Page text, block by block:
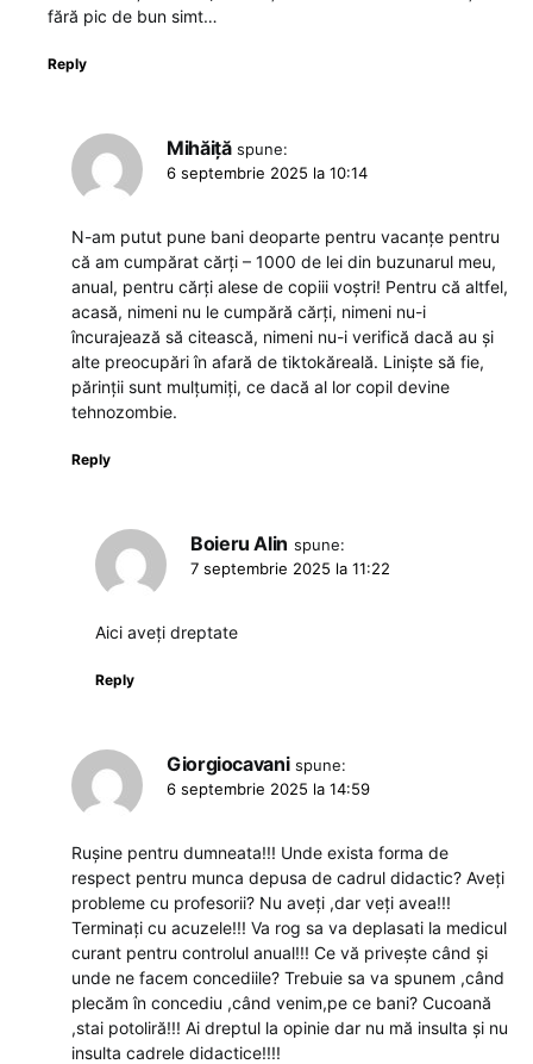
fără pic de bun simt…
Reply
Mihăiță spune:
6 septembrie 2025 la 10:14
N-am putut pune bani deoparte pentru vacanțe pentru
că am cumpărat cărți – 1000 de lei din buzunarul meu,
anual, pentru cărți alese de copiii voștri! Pentru că altfel,
acasă, nimeni nu le cumpără cărți, nimeni nu-i
încurajează să citească, nimeni nu-i verifică dacă au și
alte preocupări în afară de tiktokăreală. Liniște să fie,
părinții sunt mulțumiți, ce dacă al lor copil devine
tehnozombie.
Reply
Boieru Alin spune:
7 septembrie 2025 la 11:22
Aici aveți dreptate
Reply
Giorgiocavani spune:
6 septembrie 2025 la 14:59
Rușine pentru dumneata!!! Unde exista forma de
respect pentru munca depusa de cadrul didactic? Aveți
probleme cu profesorii? Nu aveți ,dar veți avea!!!
Terminați cu acuzele!!! Va rog sa va deplasati la medicul
curant pentru controlul anual!!! Ce vă privește când și
unde ne facem concediile? Trebuie sa va spunem ,când
plecăm în concediu ,când venim,pe ce bani? Cucoană
,stai potoliră!!! Ai dreptul la opinie dar nu mă insulta și nu
insulta cadrele didactice!!!!